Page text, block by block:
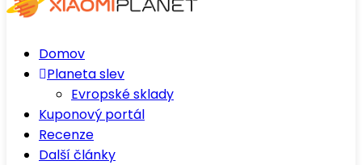
Domov
Planeta slev
Evropské sklady
Kuponový portál
Recenze
Další články